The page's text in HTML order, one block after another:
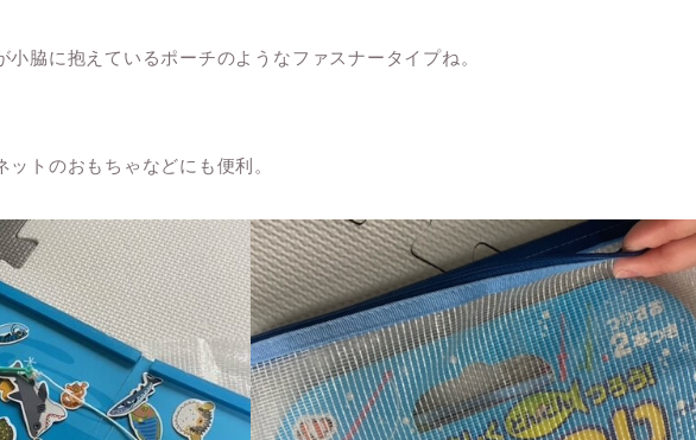
脇に抱えているポーチのようなファスナータイプね。
ットのおもちゃなどにも便利。